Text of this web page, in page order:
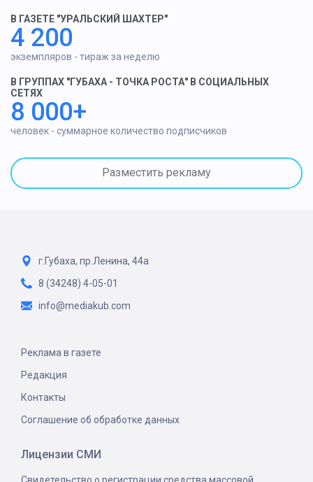
В ГАЗЕТЕ "УРАЛЬСКИЙ ШАХТЕР"
4 200
экземпляров - тираж за неделю
В ГРУППАХ "ГУБАХА - ТОЧКА РОСТА" В СОЦИАЛЬНЫХ
СЕТЯХ
8 000+
человек - суммарное количество подписчиков
Разместить рекламу
г.Губаха, пр.Ленина, 44а
8 (34248) 4-05-01
info@mediakub.com
Реклама в газете
Редакция
Контакты
Соглашение об обработке данных
Лицензии СМИ
Свидетельство о регистрации средства массовой